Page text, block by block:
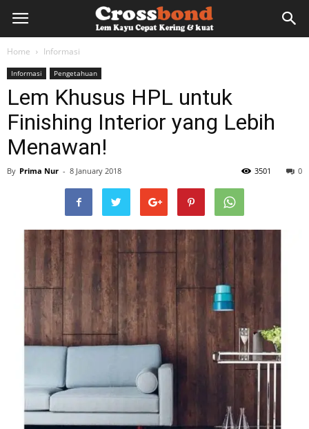
lemkayu.net
Lem
Kertas,
Cepat
Home Informasi
Informasi Pengetahuan
Lem Khusus HPL untuk
Finishing Interior yang Lebih
Menawan!
By Prima Nur - 8 January 2018 0
3501